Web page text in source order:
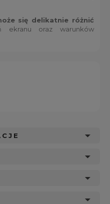
się delikatnie różnić
ekranu oraz warunków